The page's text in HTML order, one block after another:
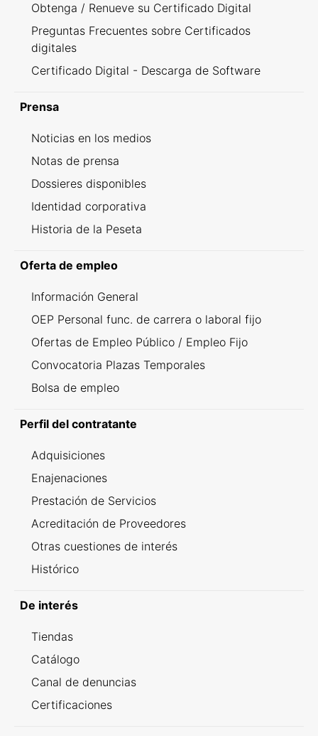
Obtenga / Renueve su Certificado Digital
Preguntas Frecuentes sobre Certificados
digitales
Certificado Digital - Descarga de Software
Prensa
Noticias en los medios
Notas de prensa
Dossieres disponibles
Identidad corporativa
Historia de la Peseta
Oferta de empleo
Información General
OEP Personal func. de carrera o laboral fijo
Ofertas de Empleo Público / Empleo Fijo
Convocatoria Plazas Temporales
Bolsa de empleo
Perfil del contratante
Adquisiciones
Enajenaciones
Prestación de Servicios
Acreditación de Proveedores
Otras cuestiones de interés
Histórico
De interés
Tiendas
Catálogo
Canal de denuncias
Certificaciones